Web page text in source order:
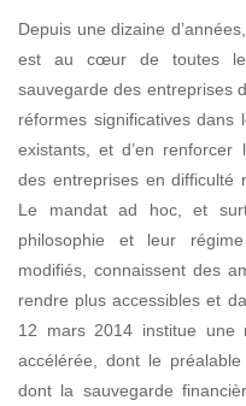
Depuis une dizaine
est au cœur de toutes
sauvegarde des entreprises
réformes significatives dans
existants, et d’en renforcer
des entreprises en difficulté
Le mandat ad hoc, et
philosophie et leur
modifiés, connaissent des
rendre plus accessibles et
12 mars 2014 institue une
accélérée, dont le
dont la sauvegarde